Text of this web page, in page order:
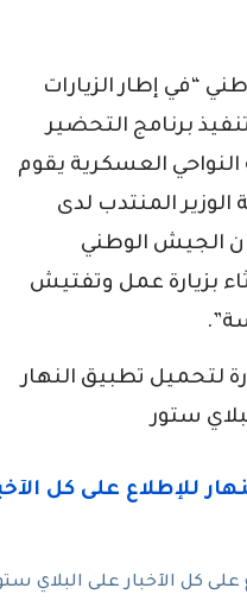
“في إطار الزيارات
برنامج التحضير
. عبر كافة النواحي العسكرية يقوم
المنتدب لدى
الجيش الوطني
بزيارة عمل وتفتيش
لتحميل تطبيق النهار
ستور
كل الآخبار على البلاي